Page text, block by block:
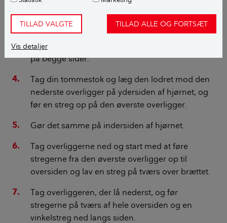
TILLAD VALGTE TILLAD ALLE OG FORTSÆT
Vis detaljer
2 et par cm ud over hjørnet.
Tag din blyant og markér en streg på den
nederste overligger langs den øverste overligger
på begge sider.
Tag din tommestok og læg den lodret mod den
nederste overligger på ydersiden af hjørnet, og
før en streg op på den øverste overligger.
Gør det samme på indersiden af hjørnet.
Tag overliggerne ned og start med at føre
stregerne fra den øverste overligger op til
oversiden og lav en streg på tværs over brættet.
Tag overliggeren, der lå nederst, og før
stregerne på tværs af hele oversiden og en
vinkelstreg ned langs siden.